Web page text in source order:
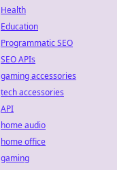
Health
Education
Programmatic SEO
SEO APIs
gaming accessories
tech accessories
API
home audio
home office
gaming